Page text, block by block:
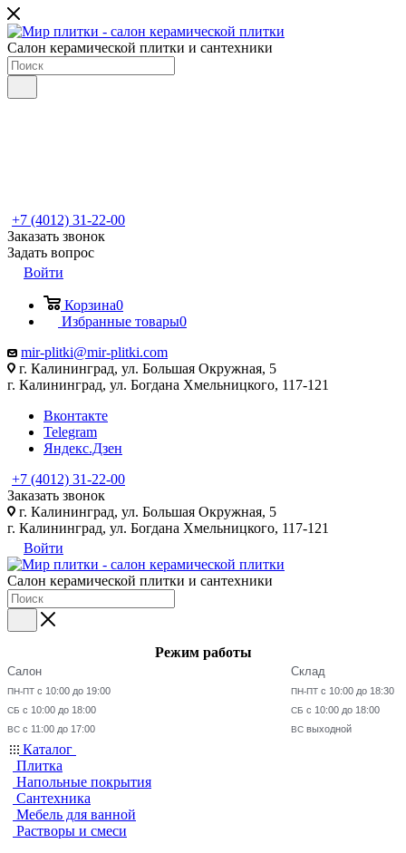
Салон керамической плитки и сантехники
+7 (4012) 31-22-00
Заказать звонок
Задать вопрос
Войти
Корзина0
Избранные товары0
mir-plitki@mir-plitki.com
г. Калининград, ул. Большая Окружная, 5
г. Калининград, ул. Богдана Хмельницкого, 117-121
Вконтакте
Telegram
Яндекс.Дзен
+7 (4012) 31-22-00
Заказать звонок
г. Калининград, ул. Большая Окружная, 5
г. Калининград, ул. Богдана Хмельницкого, 117-121
Войти
Салон керамической плитки и сантехники
Режим работы
Салон
ПН-ПТ с 10:00 до 19:00
СБ с 10:00 до 18:00
ВС с 11:00 до 17:00
Склад
ПН-ПТ с 10:00 до 18:30
СБ с 10:00 до 18:00
ВС выходной
Каталог
Плитка
Напольные покрытия
Сантехника
Мебель для ванной
Растворы и смеси